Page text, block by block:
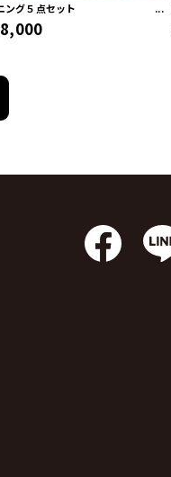
ング５点セット